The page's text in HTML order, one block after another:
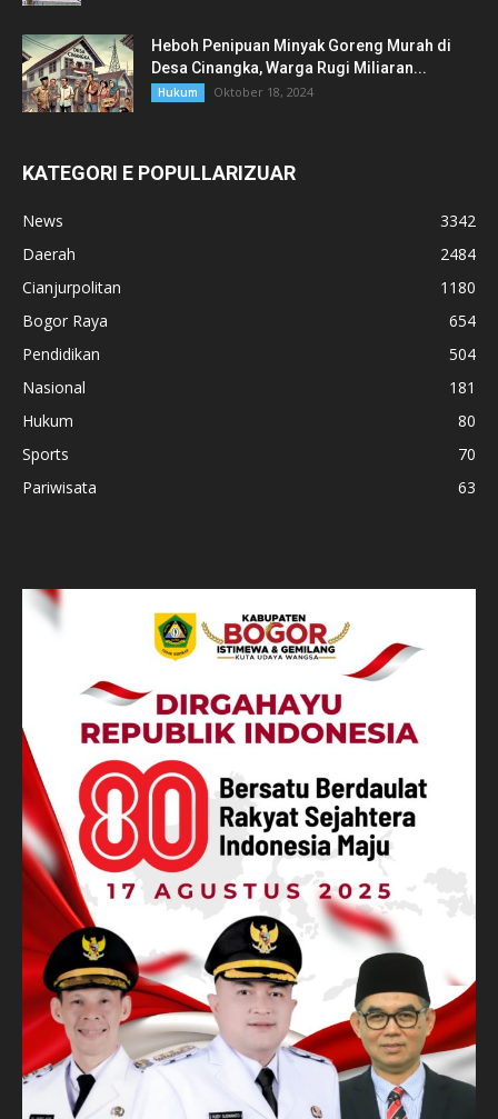
Heboh Penipuan Minyak Goreng Murah di
Desa Cinangka, Warga Rugi Miliaran...
Hukum Oktober 18, 2024
KATEGORI E POPULLARIZUAR
News
3342
Daerah
2484
Cianjurpolitan
1180
Bogor Raya
654
Pendidikan
504
Nasional
181
Hukum
80
Sports
70
Pariwisata
63